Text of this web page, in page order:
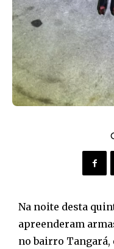
Na noite desta
apreenderam
no bairro Tangará,